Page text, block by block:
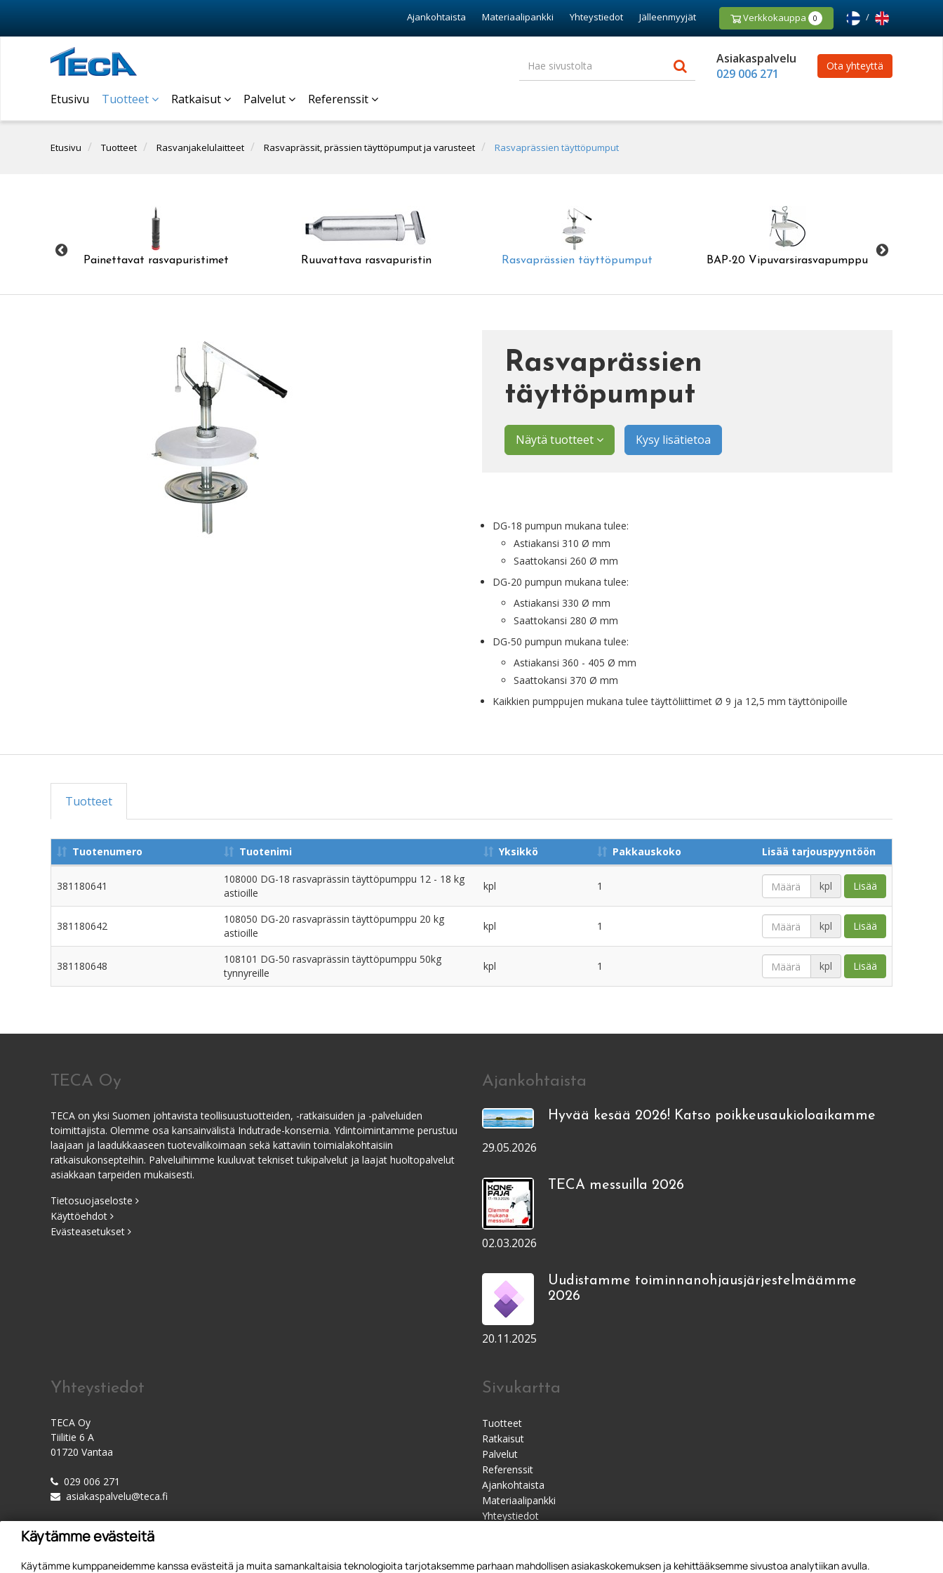
Ajankohtaista Materiaalipankki Yhteystiedot Jälleenmyyjät Verkkokauppa 0 /
Asiakaspalvelu
029 006 271
Ota yhteyttä
Etusivu Tuotteet Ratkaisut Palvelut Referenssit
Etusivu Tuotteet Rasvanjakelulaitteet Rasvaprässit, prässien täyttöpumput ja varusteet Rasvaprässien täyttöpumput
Painettavat rasvapuristimet Ruuvattava rasvapuristin Rasvaprässien täyttöpumput BAP-20 Vipuvarsirasvapumppu
Rasvaprässien
täyttöpumput
Näytä tuotteet Kysy lisätietoa
DG-18 pumpun mukana tulee:
Astiakansi 310 Ø mm
Saattokansi 260 Ø mm
DG-20 pumpun mukana tulee:
Astiakansi 330 Ø mm
Saattokansi 280 Ø mm
DG-50 pumpun mukana tulee:
Astiakansi 360 - 405 Ø mm
Saattokansi 370 Ø mm
Kaikkien pumppujen mukana tulee täyttöliittimet Ø 9 ja 12,5 mm täyttönipoille
Tuotteet
Tuotenumero Tuotenimi Yksikkö Pakkauskoko Lisää tarjouspyyntöön
381180641
108000 DG-18 rasvaprässin täyttöpumppu 12 - 18 kg
astioille
kpl 1 kpl Lisää
381180642
108050 DG-20 rasvaprässin täyttöpumppu 20 kg
astioille
kpl 1 kpl Lisää
381180648
108101 DG-50 rasvaprässin täyttöpumppu 50kg
tynnyreille
kpl 1 kpl Lisää
TECA Oy
TECA on yksi Suomen johtavista teollisuustuotteiden, -ratkaisuiden ja -palveluiden
toimittajista. Olemme osa kansainvälistä Indutrade-konsernia. Ydintoimintamme perustuu
laajaan ja laadukkaaseen tuotevalikoimaan sekä kattaviin toimialakohtaisiin
ratkaisukonsepteihin. Palveluihimme kuuluvat tekniset tukipalvelut ja laajat huoltopalvelut
asiakkaan tarpeiden mukaisesti.
Tietosuojaseloste
Käyttöehdot
Evästeasetukset
Ajankohtaista
Hyvää kesää 2026! Katso poikkeusaukioloaikamme
29.05.2026
TECA messuilla 2026
02.03.2026
Uudistamme toiminnanohjausjärjestelmäämme
2026
20.11.2025
Yhteystiedot
TECA Oy
Tiilitie 6 A
01720 Vantaa
029 006 271
asiakaspalvelu@teca.fi
Sivukartta
Tuotteet
Ratkaisut
Palvelut
Referenssit
Ajankohtaista
Materiaalipankki
Yhteystiedot
Käytämme evästeitä
Käytämme kumppaneidemme kanssa evästeitä ja muita samankaltaisia teknologioita tarjotaksemme parhaan mahdollisen asiakaskokemuksen ja kehittääksemme sivustoa analytiikan avulla.